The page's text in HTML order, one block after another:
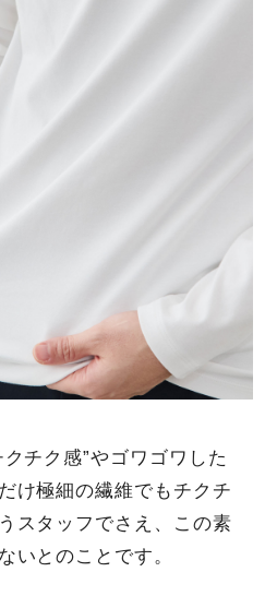
チク感”やゴワゴワした
け極細の繊維でもチクチ
スタッフでさえ、この素
いとのことです。